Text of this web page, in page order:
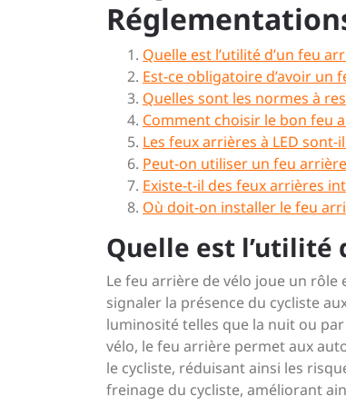
Quelle est l’utilité d’un feu
Est-ce obligatoire d’avoir un
Quelles sont les normes à
Comment choisir le bon feu
Les feux arrières à LED
Peut-on utiliser un feu
Existe-t-il des feux arrières
Où doit-on installer le feu
Quelle est l’utilité
Le feu arrière de vélo joue un
signaler la présence du cycliste
luminosité telles que la nuit ou
vélo, le feu arrière permet aux
le cycliste, réduisant ainsi les
freinage du cycliste, améliorant